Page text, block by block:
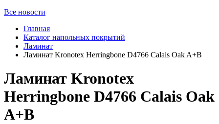
Все новости
Главная
Каталог напольных покрытий
Ламинат
Ламинат Kronotex Herringbone D4766 Calais Oak A+B
Ламинат Kronotex
Herringbone D4766 Calais Oak
A+B